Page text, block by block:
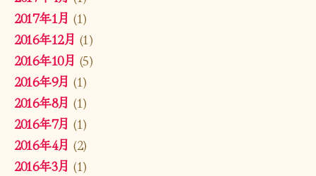
2017年1月 (1)
2016年12月 (1)
2016年10月 (5)
2016年9月 (1)
2016年8月 (1)
2016年7月 (1)
2016年4月 (2)
2016年3月 (1)